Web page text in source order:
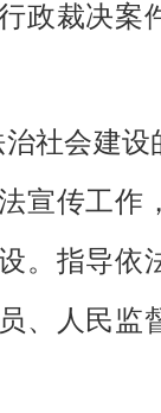
政裁决案
治社会建
宣传工作
。指导依
、人民监